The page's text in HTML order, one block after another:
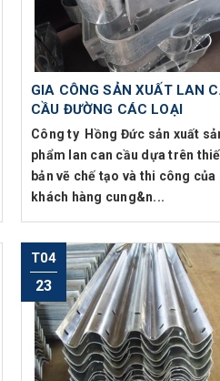
GIA CÔNG SẢN XUẤT LAN
CẦU ĐƯỜNG CÁC LOẠI
Công ty Hồng Đức sản xuất
phẩm lan can cầu dựa trên
bản vẽ chế tạo và thi công của
khách hàng cung&n...
T04
23